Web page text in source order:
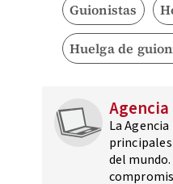
Guionistas
Huelga de
La
del